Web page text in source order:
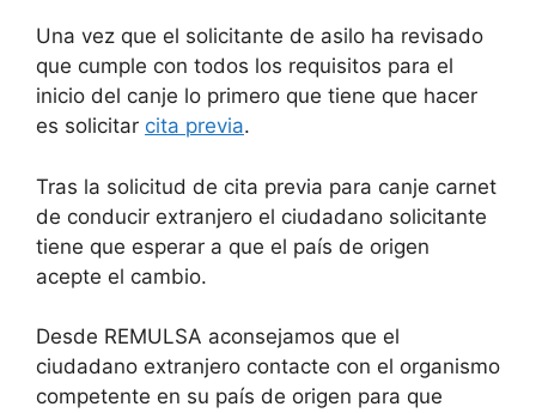
Una vez que el solicitante de asilo ha revisado
que cumple con todos los requisitos para el
inicio del canje lo primero que tiene que hacer
es solicitar cita previa.
Tras la solicitud de cita previa para canje carnet
de conducir extranjero el ciudadano solicitante
tiene que esperar a que el país de origen
acepte el cambio.
Desde REMULSA aconsejamos que el
ciudadano extranjero contacte con el organismo
competente en su país de origen para que